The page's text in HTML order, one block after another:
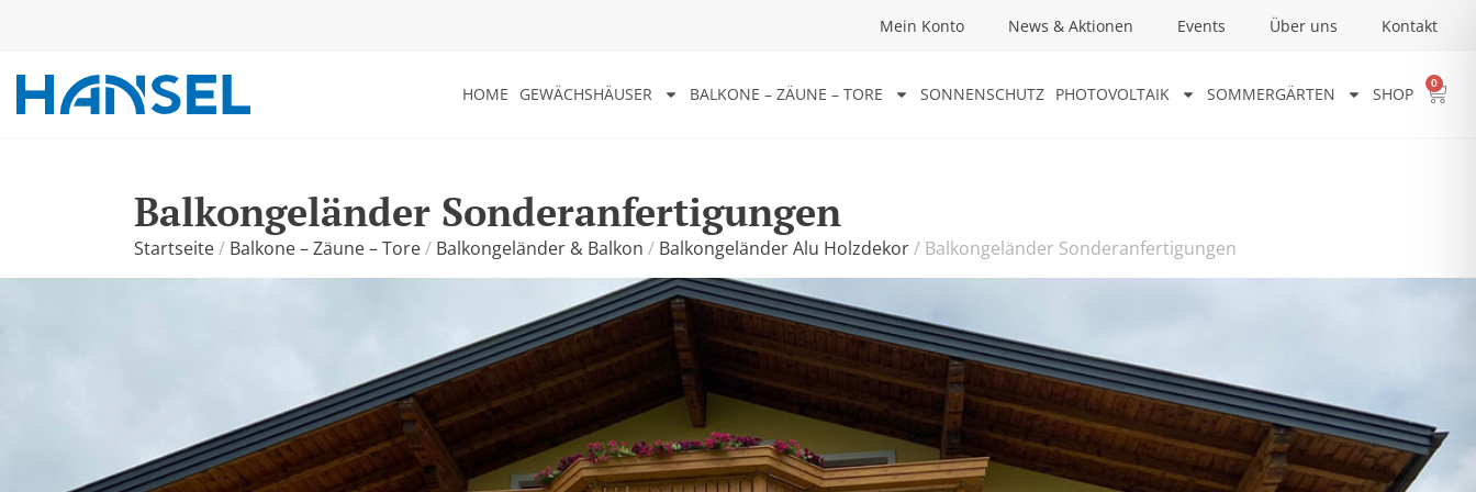
Mein Konto News & Aktionen Events Über uns Kontakt
HOME GEWÄCHSHÄUSER BALKONE – ZÄUNE – TORE SONNENSCHUTZ PHOTOVOLTAIK SOMMERGÄRTEN SHOP
0
Balkongeländer Sonderanfertigungen
Startseite/ Balkone – Zäune – Tore/ Balkongeländer & Balkon / Balkongeländer Alu Holzdekor/ Balkongeländer Sonderanfertigungen